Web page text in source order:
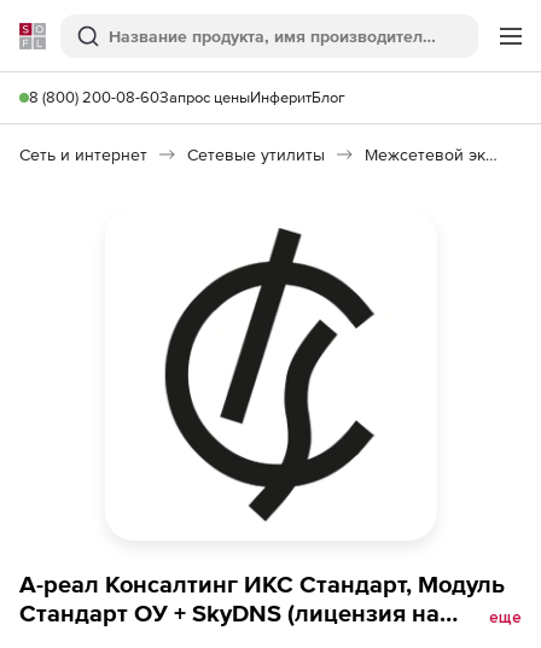
Softline
Поиск
8 (800) 200-08-60Запрос ценыИнферитБлог
Сеть и интернет Сетевые утилиты Межсетевой экран ИКС
А-реал Консалтинг ИКС Стандарт, Модуль
Стандарт ОУ + SkyDNS (лицензия на
еще